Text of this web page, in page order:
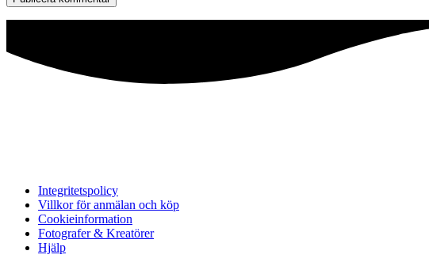
Integritetspolicy
Villkor för anmälan och köp
Cookieinformation
Fotografer & Kreatörer
Hjälp